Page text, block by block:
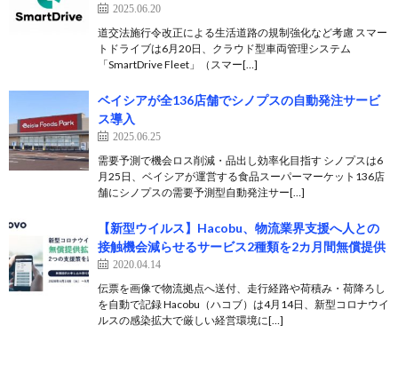
2025.06.20
道交法施行令改正による生活道路の規制強化など考慮 スマー
トドライブは6月20日、クラウド型車両管理システム
「SmartDrive Fleet」（スマー[…]
ベイシアが全136店舗でシノプスの自動発注サービ
ス導入
2025.06.25
需要予測で機会ロス削減・品出し効率化目指す シノプスは6
月25日、ベイシアが運営する食品スーパーマーケット136店
舗にシノプスの需要予測型自動発注サー[…]
【新型ウイルス】Hacobu、物流業界支援へ人との
接触機会減らせるサービス2種類を2カ月間無償提供
2020.04.14
伝票を画像で物流拠点へ送付、走行経路や荷積み・荷降ろし
を自動で記録 Hacobu（ハコブ）は4月14日、新型コロナウイ
ルスの感染拡大で厳しい経営環境に[…]